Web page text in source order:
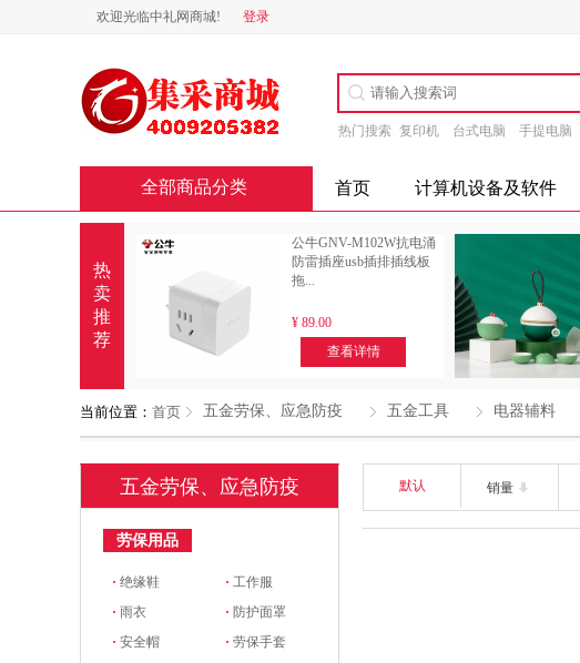
欢迎光临中礼网商城! 登录
热门搜索 复印机 台式电脑 手提电脑
全部商品分类 首页 计算机设备及软件
热
卖
推
荐
公牛GNV-M102W抗电涌
防雷插座usb插排插线板
拖...
¥ 89.00
查看详情
当前位置： 首页 五金劳保、应急防疫 五金工具 电器辅料
五金劳保、应急防疫
劳保用品
·绝缘鞋 ·工作服
·雨衣 · 防护面罩
·安全帽 ·劳保手套
默认 销量